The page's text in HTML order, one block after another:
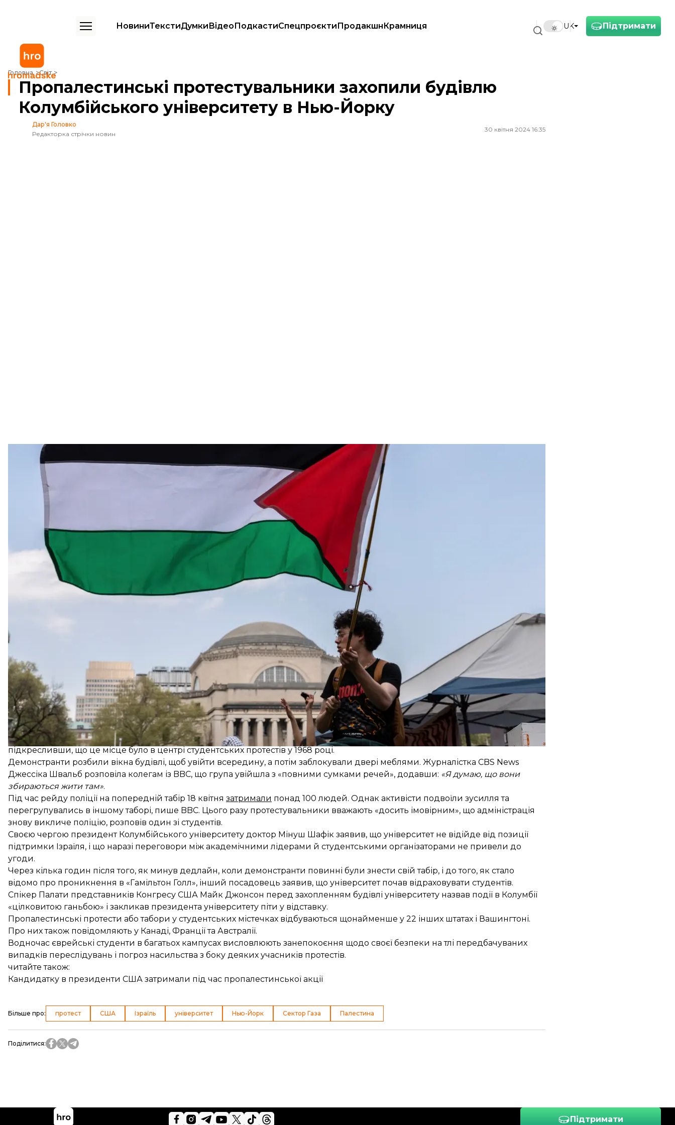
Підтримати
UK
НовиниТекстиДумкиВідеоПодкастиСпецпроєктиПродакшнКрамниця
Головна Світ
Пропалестинські протестувальники захопили будівлю Колумбійського університету в Нью-Йорку
Пропалестинські протестувальники захопили будівлю
Колумбійського університету в Нью-Йорку
Дар'я Головко
Редакторка стрічки новин
30 квітня 2024 16:35
Студент-демонстрант розмахує палестинським прапором біля табору в кампусі Колумбійського університету, 29 квітня 2024 року
AP Photo / Stefan Jeremiah
Пропалестинські демонстранти захопили «Гамільтон Голл» — будівлю Колумбійського університету в Нью-Йорку — та
забарикадувалися там після того, як адміністрація закладу встановила їм дедлайн для закінчення протесту проти війни в
Секторі Гази.
Протести американських студентів проти війни в Секторі Гази розпочались у Колумбійському університеті 17 квітня. Після
цього пропалестинські акції поширилися всією країною.
Колумбійський університет почав відстороняти від навчання студентів, які проігнорували встановлений дедлайн — 29
квітня о 14:00 вони мали покинути свій двотижневий табір неподалік від кампусу. Однак коли крайній термін минув,
десятки демонстрантів знову зібралися на тому самому місці.
Тоді одна з головних протестних груп «Колумбійські студенти за справедливість у Палестині» у дописі в X пообіцяла
проігнорувати наказ і закликала активістів «захистити табір». Пізніше вони оголосили про захоплення «Гамільтон Голлу»,
підкресливши, що це місце було в центрі студентських протестів у 1968 році.
Демонстранти розбили вікна будівлі, щоб увійти всередину, а потім заблокували двері меблями. Журналістка CBS News
Джессіка Швальб розповіла колегам із BBC, що група увійшла з «повними сумками речей», додавши: «Я думаю, що вони
збираються жити там».
Під час рейду поліції на попередній табір 18 квітня затримали понад 100 людей. Однак активісти подвоїли зусилля та
перегрупувались в іншому таборі, пише BBC. Цього разу протестувальники вважають «досить імовірним», що адміністрація
знову викличе поліцію, розповів один зі студентів.
Своєю чергою президент Колумбійського університету доктор Мінуш Шафік заявив, що університет не відійде від позиції
підтримки Ізраїля, і що наразі переговори між академічними лідерами й студентськими організаторами не привели до
угоди.
Через кілька годин після того, як минув дедлайн, коли демонстранти повинні були знести свій табір, і до того, як стало
відомо про проникнення в «Гамільтон Голл», інший посадовець заявив, що університет почав відраховувати студентів.
Спікер Палати представників Конгресу США Майк Джонсон перед захопленням будівлі університету назвав події в Колумбії
«цілковитою ганьбою» і закликав президента університету піти у відставку.
Пропалестинські протести або табори у студентських містечках відбуваються щонайменше у 22 інших штатах і Вашингтоні.
Про них також повідомляють у Канаді, Франції та Австралії.
Водночас єврейські студенти в багатьох кампусах висловлюють занепокоєння щодо своєї безпеки на тлі передбачуваних
випадків переслідувань і погроз насильства з боку деяких учасників протестів.
читайте також:
Кандидатку в президенти США затримали під час пропалестинської акції
Більше про: протест США Ізраїль університет Нью-Йорк Сектор Газа Палестина
Поділитися:
Підтримати